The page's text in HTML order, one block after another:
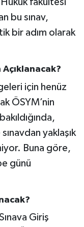
fakültesi
bu sınav,
bir adım olarak
Açıklanacak?
için henüz
ÖSYM’nin
yaklaşık
Buna göre,
günü
Giriş